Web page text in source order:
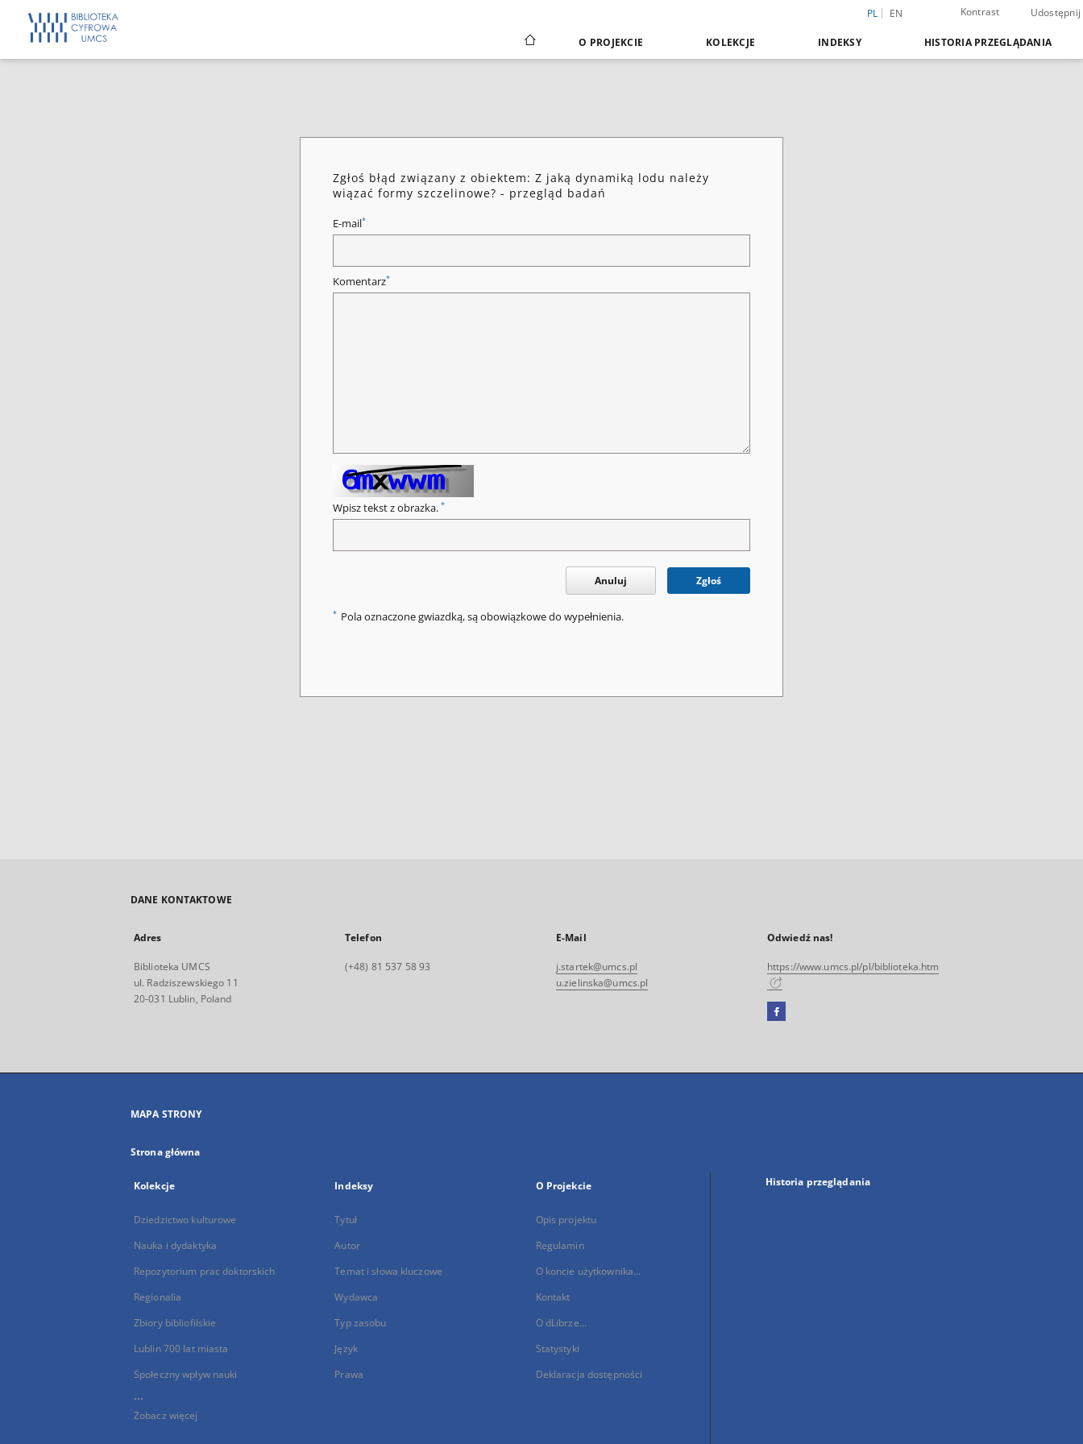
PL EN Kontrast Udostępnij
O PROJEKCIE KOLEKCJE INDEKSY HISTORIA PRZEGLĄDANIA
Zgłoś błąd związany z obiektem: Z jaką dynamiką lodu należy
wiązać formy szczelinowe? - przegląd badań
E-mail*
Komentarz*
Wpisz tekst z obrazka. *
Anuluj Zgłoś
* Pola oznaczone gwiazdką, są obowiązkowe do wypełnienia.
DANE KONTAKTOWE
Adres
Biblioteka UMCS
ul. Radziszewskiego 11
20-031 Lublin, Poland
Telefon
(+48) 81 537 58 93
E-Mail
j.startek@umcs.pl
u.zielinska@umcs.pl
Odwiedź nas!
https://www.umcs.pl/pl/biblioteka.htm
Facebook
się
MAPA STRONY
Strona główna
Kolekcje
Dziedzictwo kulturowe
Nauka i dydaktyka
Repozytorium prac doktorskich
Regionalia
Zbiory bibliofilskie
Lublin 700 lat miasta
Społeczny wpływ nauki
...
Zobacz więcej
Indeksy
Tytuł
Autor
Temat i słowa kluczowe
Wydawca
Typ zasobu
Język
Prawa
O Projekcie
Opis projektu
Regulamin
O koncie użytkownika...
Kontakt
O dLibrze...
Statystyki
Deklaracja dostępności
Historia przeglądania